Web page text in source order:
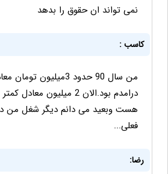
نمی تواند ان حقوق را بدهد
کاسب :
هست وبعید می دانم دیگر شغل من
فعلی...
رضا: